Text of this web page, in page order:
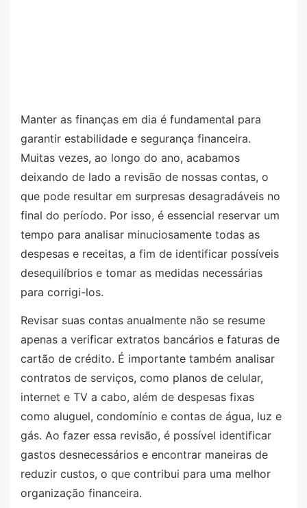
Manter as finanças em dia é fundamental para
garantir estabilidade e segurança financeira.
Muitas vezes, ao longo do ano, acabamos
deixando de lado a revisão de nossas contas, o
que pode resultar em surpresas desagradáveis no
final do período. Por isso, é essencial reservar um
tempo para analisar minuciosamente todas as
despesas e receitas, a fim de identificar possíveis
desequilíbrios e tomar as medidas necessárias
para corrigi-los.
Revisar suas contas anualmente não se resume
apenas a verificar extratos bancários e faturas de
cartão de crédito. É importante também analisar
contratos de serviços, como planos de celular,
internet e TV a cabo, além de despesas fixas
como aluguel, condomínio e contas de água, luz e
gás. Ao fazer essa revisão, é possível identificar
gastos desnecessários e encontrar maneiras de
reduzir custos, o que contribui para uma melhor
organização financeira.